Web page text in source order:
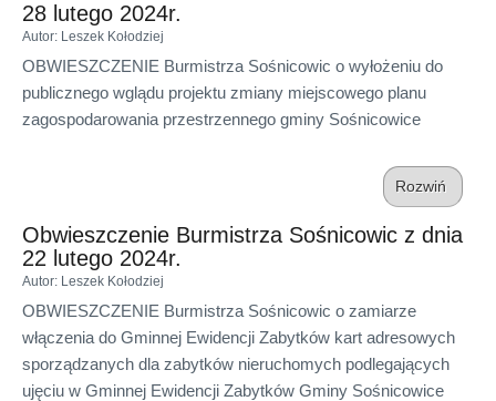
28 lutego 2024r.
Autor: Leszek Kołodziej
OBWIESZCZENIE Burmistrza Sośnicowic o wyłożeniu do
publicznego wglądu projektu zmiany miejscowego planu
zagospodarowania przestrzennego gminy Sośnicowice
Rozwiń
Obwieszczenie Burmistrza Sośnicowic z dnia
22 lutego 2024r.
Autor: Leszek Kołodziej
OBWIESZCZENIE Burmistrza Sośnicowic o zamiarze
włączenia do Gminnej Ewidencji Zabytków kart adresowych
sporządzanych dla zabytków nieruchomych podlegających
ujęciu w Gminnej Ewidencji Zabytków Gminy Sośnicowice